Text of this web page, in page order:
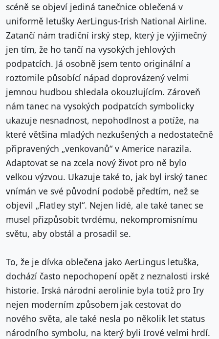
scéně se objeví jediná tanečnice oblečená v
uniformě letušky AerLingus-Irish National Airline.
Zatančí nám tradiční irský step, který je výjimečný
jen tím, že ho tančí na vysokých jehlových
podpatcích. Já osobně jsem tento originální a
roztomile působící nápad doprovázený velmi
jemnou hudbou shledala okouzlujícím. Zároveň
nám tanec na vysokých podpatcích symbolicky
ukazuje nesnadnost, nepohodlnost a potíže, na
které většina mladých nezkušených a nedostatečně
připravených „venkovanů“ v Americe narazila.
Adaptovat se na zcela nový život pro ně bylo
velkou výzvou. Ukazuje také to, jak byl irský tanec
vnímán ve své původní podobě předtím, než se
objevil „Flatley styl“. Nejen lidé, ale také tanec se
musel přizpůsobit tvrdému, nekompromisnímu
světu, aby obstál a prosadil se.
To, že je dívka oblečena jako AerLingus letuška,
dochází často nepochopení opět z neznalosti irské
historie. Irská národní aerolinie byla totiž pro Iry
nejen moderním způsobem jak cestovat do
nového světa, ale také nesla po několik let status
národního symbolu, na který byli Irové velmi hrdí.